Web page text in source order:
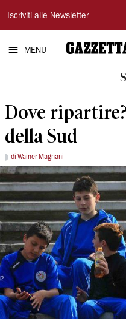
Gazzetta
di
Reggio
Iscriviti alle Newsletter
MENU
Dove
della Sud
di Wainer Magnani